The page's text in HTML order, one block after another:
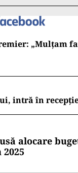
„Mulțam
intră în
alocare